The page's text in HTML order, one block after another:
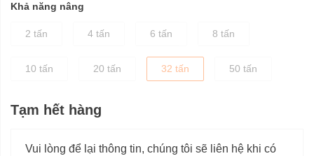
Thiết kế gọn nhẹ, dễ dàng bảo quản hoặc di chuyển tới vị trí
Khả năng nâng
2 tấn 4 tấn 6 tấn 8 tấn
10 tấn 20 tấn 32 tấn 50 tấn
Tạm hết hàng
Vui lòng để lại thông tin, chúng tôi sẽ liên hệ khi có